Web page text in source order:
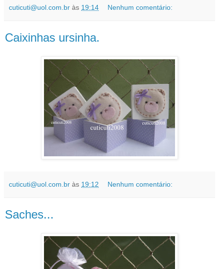
cuticuti@uol.com.br às 19:14 Nenhum comentário:
Caixinhas ursinha.
cuticuti@uol.com.br às 19:12 Nenhum comentário:
Saches...